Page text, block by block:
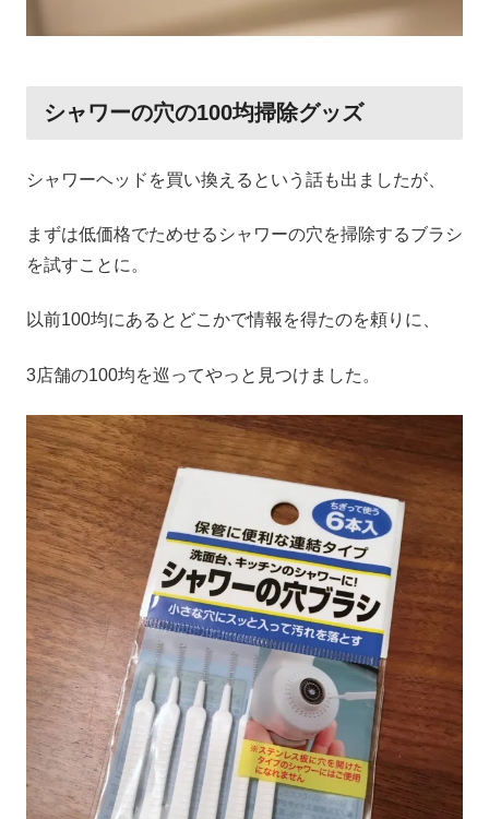
シャワーの穴の100均掃除グッズ
シャワーヘッドを買い換えるという話も出ましたが、
まずは低価格でためせるシャワーの穴を掃除するブラシ
を試すことに。
以前100均にあるとどこかで情報を得たのを頼りに、
3店舗の100均を巡ってやっと見つけました。